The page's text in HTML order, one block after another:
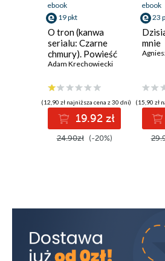
ebook
19 pkt
O tron (kanwa
serialu: Czarne
chmury). Powieść
historyczna z XVII
Adam Krechowiecki
(12,90 zł najniższa cena z 30 dni)
19.92 zł
24.90zł (-20%)
ebook
23
mnie
(15,90 zł